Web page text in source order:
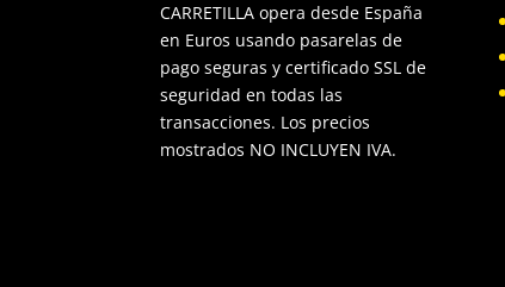
CARRETILLA opera desde España
en Euros usando pasarelas de
pago seguras y certificado SSL de
seguridad en todas las
transacciones. Los precios
mostrados NO INCLUYEN IVA.